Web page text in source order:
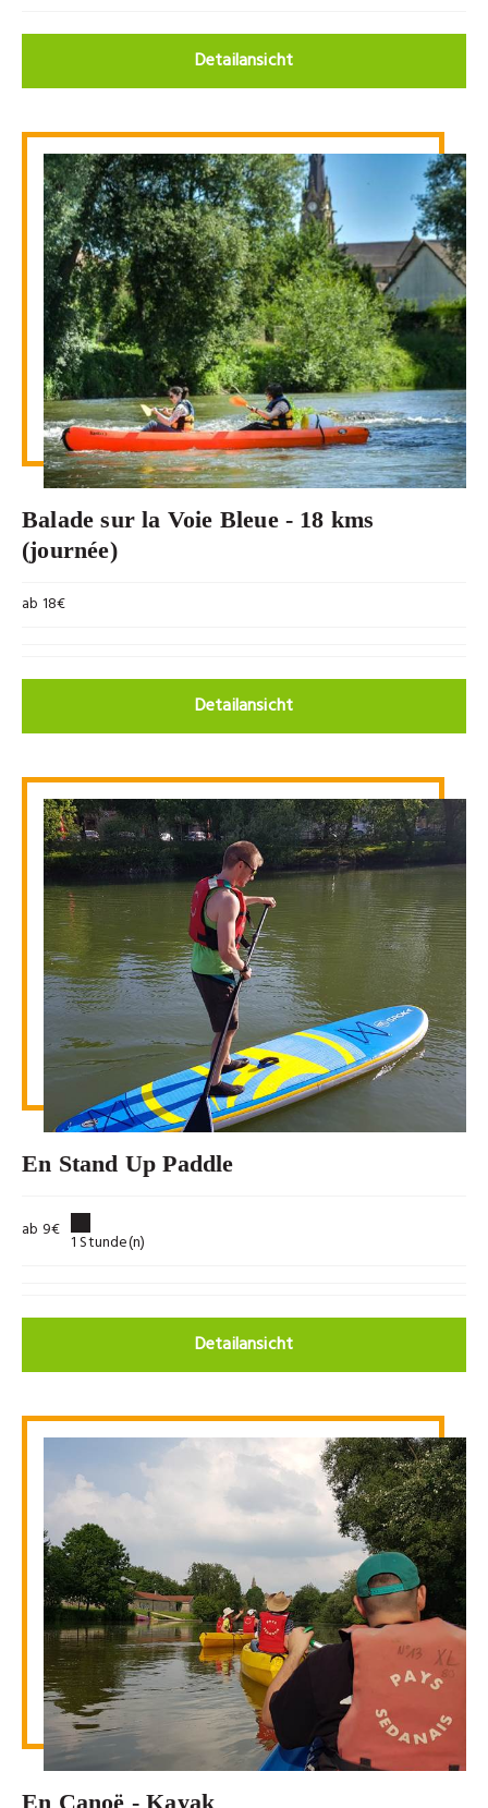
Detailansicht
Balade sur la Voie Bleue - 18 kms
(journée)
ab 18€
Detailansicht
En Stand Up Paddle
ab 9€ 1 Stunde(n)
Detailansicht
En Canoë - Kayak